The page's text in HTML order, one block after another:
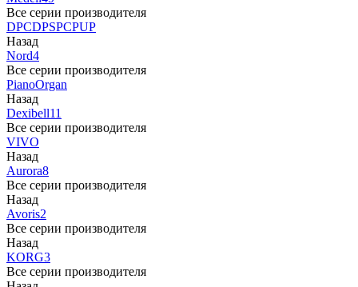
Все серии производителя
DPCDPSPCPUP
Назад
Nord4
Все серии производителя
PianoOrgan
Назад
Dexibell11
Все серии производителя
VIVO
Назад
Aurora8
Все серии производителя
Назад
Avoris2
Все серии производителя
Назад
KORG3
Все серии производителя